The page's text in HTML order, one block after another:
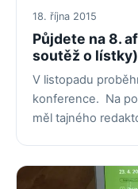
18. října 2015
Půjdete na 8.
soutěž o lístky)
V listopadu
konference. Na
měl tajného